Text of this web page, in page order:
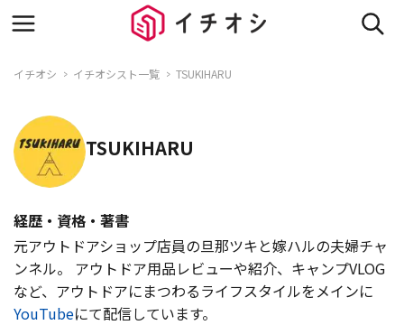
イチオシ イチオシスト一覧 TSUKIHARU
TSUKIHARU
経歴・資格・著書
元アウトドアショップ店員の旦那ツキと嫁ハルの夫婦チャ
ンネル。 アウトドア用品レビューや紹介、キャンプVLOG
など、アウトドアにまつわるライフスタイルをメインに
YouTubeにて配信しています。